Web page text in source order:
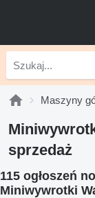
Maszyny
sprzedaż
115 ogłoszeń
Miniwywrotki